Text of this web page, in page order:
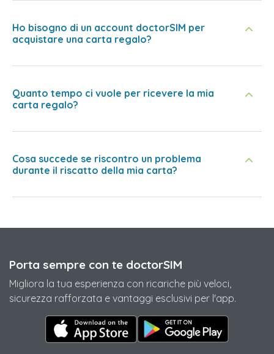
Ho bisogno di un account doctorSIM per
acquistare una carta regalo?
Quanto tempo ci vuole per ricevere la mia
carta regalo?
Cosa succede se riscontro un problema
durante il riscatto della mia carta?
Porta sempre con te doctorSIM
Migliora la tua esperienza con ricariche più veloci,
sicurezza rafforzata e vantaggi esclusivi per l'app.